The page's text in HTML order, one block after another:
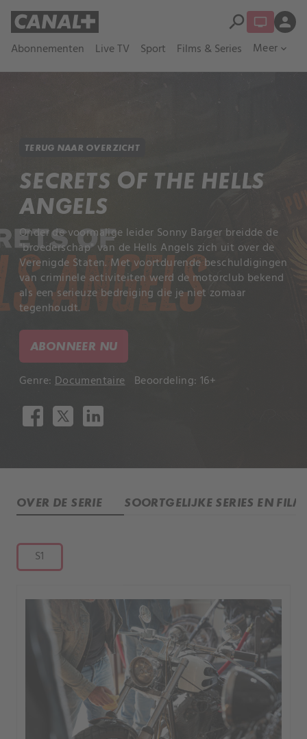
Abonnementen Live TV Sport Films & Series Meer expand_more
search person
TERUG NAAR OVERZICHT
SECRETS OF THE HELLS
ANGELS
Onder de voormalige leider Sonny Barger breidde de
"broederschap" van de Hells Angels zich uit over de
Verenigde Staten. Met voortdurende beschuldigingen
van criminele activiteiten werd de motorclub bekend
als een serieuze bedreiging die je niet zomaar
tegenhoudt.
ABONNEER NU
Genre: Documentaire Beoordeling: 16+
OVER DE SERIE SOORTGELIJKE SERIES EN
S1